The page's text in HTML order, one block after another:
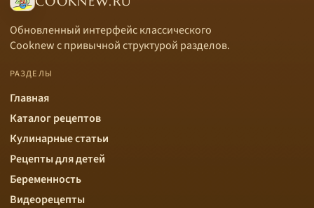
Обновленный интерфейс классического
Cooknew с привычной структурой разделов.
РАЗДЕЛЫ
Главная
Каталог рецептов
Кулинарные статьи
Рецепты для детей
Беременность
Видеорецепты